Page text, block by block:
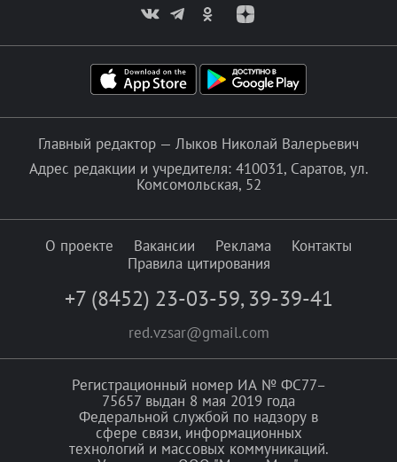
Главный редактор — Лыков Николай Валерьевич
Адрес редакции и учредителя: 410031, Саратов, ул.
Комсомольская, 52
О проекте Вакансии Реклама
Контакты
Правила цитирования
+7 (8452) 23-03-59, 39-39-41
red.vzsar@gmail.com
Регистрационный номер ИА № ФС77–
75657 выдан 8 мая 2019 года
Федеральной службой по надзору в
сфере связи, информационных
технологий и массовых коммуникаций.